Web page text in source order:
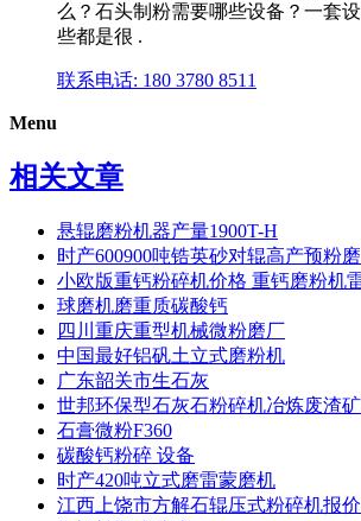
么？石头制粉需要哪些设备？一套
些都是很 .
联系电话: 180 3780 8511
Menu
相关文章
悬辊磨粉机器产量1900T-H
时产600900吨锆英砂对辊高产预粉磨
小欧版重钙粉碎机价格 重钙磨粉机
球磨机磨重质碳酸钙
四川重庆重型机械微粉磨厂
中国最好铝矾土立式磨粉机
广东韶关市生石灰
世邦环保型石灰石粉碎机冶炼废渣
石膏微粉F360
碳酸钙粉碎 设备
时产420吨立式磨雷蒙磨机
江西上饶市方解石辊压式粉碎机报价